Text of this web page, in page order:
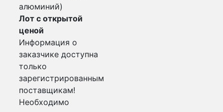
алюминий)
Лот с открытой
ценой
Информация о
заказчике доступна
только
зарегистрированным
поставщикам!
Необходимо